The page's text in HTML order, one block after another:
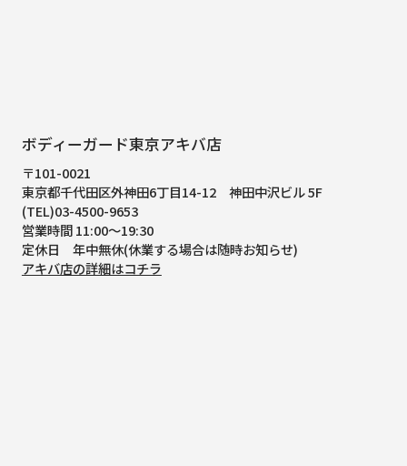
ボディーガード東京アキバ店
〒101-0021
東京都千代田区外神田6丁目14-12 神田中沢ビル 5F
(TEL)03-4500-9653
営業時間 11:00～19:30
定休日 年中無休(休業する場合は随時お知らせ)
アキバ店の詳細はコチラ